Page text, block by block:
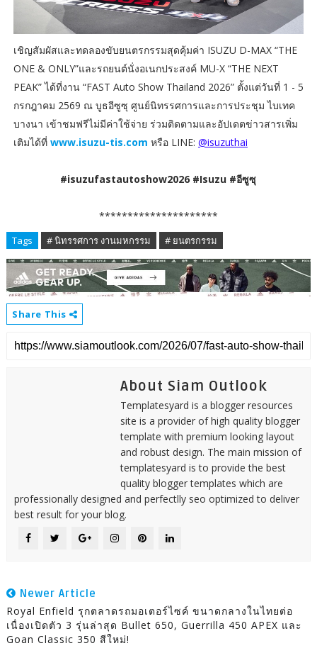
เชิญสัมผัสและทดลองขับยนตรกรรมสุดคุ้มค่า ISUZU D-MAX “THE
ONE & ONLY”และรถยนต์นั่งอเนกประสงค์ MU-X “THE NEXT
PEAK” ได้ที่งาน “FAST Auto Show Thailand 2026” ตั้งแต่วันที่ 1 - 5
กรกฎาคม 2569 ณ บูธอีซูซุ ศูนย์นิทรรศการและการประชุม ไบเทค
บางนา เข้าชมฟรีไม่มีค่าใช้จ่าย ร่วมติดตามและอัปเดตข่าวสารเพิ่ม
เติมได้ที่ www.isuzu-tis.com หรือ LINE: @isuzuthai
#isuzufastautoshow2026 #Isuzu #อีซูซุ
*********************
Tags # นิทรรศการ งานมหกรรม # ยนตรกรรม
Share This
About Siam Outlook
Templatesyard is a blogger resources
site is a provider of high quality blogger
template with premium looking layout
and robust design. The main mission of
templatesyard is to provide the best
quality blogger templates which are
professionally designed and perfectlly seo optimized to deliver
best result for your blog.
Newer Article
Royal Enfield รุกตลาดรถมอเตอร์ไซค์ ขนาดกลางในไทยต่อ
เนื่องเปิดตัว 3 รุ่นล่าสุด Bullet 650, Guerrilla 450 APEX และ
Goan Classic 350 สีใหม่!